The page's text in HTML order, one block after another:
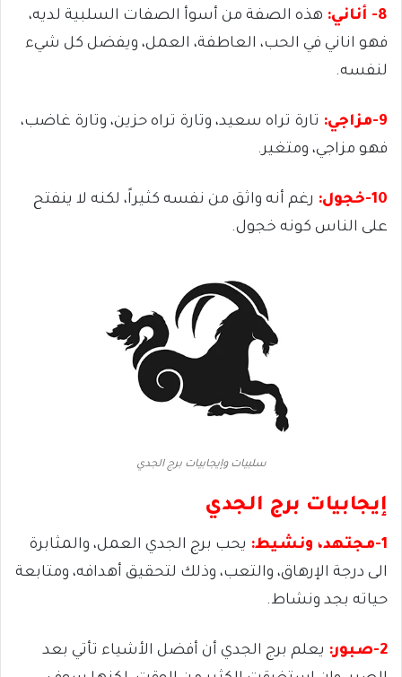
8- أناني:
هذه الصفة من أسوأ الصفات السلبية لديه،
فهو اناني في الحب، العاطفة، العمل، ويفضل كل شيء
لنفسه.
9-مزاجي:
تارة تراه سعيد، وتارة تراه حزين، وتارة غاضب،
فهو مزاجي، ومتغير.
10-خجول:
رغم أنه واثق من نفسه كثيراً، لكنه لا ينفتح
على الناس كونه خجول.
سلبيات وإيجابيات برج الجدي
إيجابيات برج الجدي
1-مجتهد، ونشيط:
يحب برج الجدي العمل، والمثابرة
الى درجة الإرهاق، والتعب، وذلك لتحقيق أهدافه، ومتابعة
حياته بجد ونشاط.
2-صبور:
يعلم برج الجدي أن أفضل الأشياء تأتي بعد